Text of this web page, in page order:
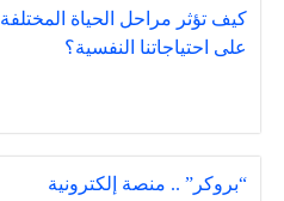
كيف تؤثر مراحل الحياة المختلفة
على احتياجاتنا النفسية؟
“بروكر” .. منصة إلكترونية